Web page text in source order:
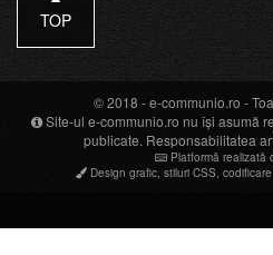
TOP
© 2018 -e-communio.ro -
Site-ul e-communio.ro nu își asumă
publicate. Responsabilitatea
Platformă realizată
Design grafic, stiluri CSS,